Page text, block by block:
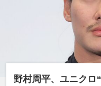
野村周平、ユニクロ